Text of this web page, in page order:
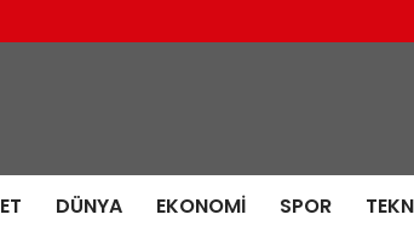
DÜNYA EKONOMI SPOR